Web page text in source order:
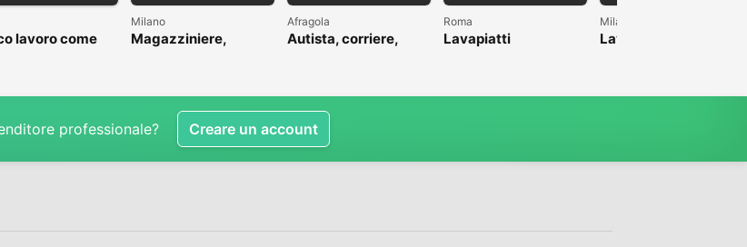
lavoro come
Milano
Magazziniere,
Afragola
Autista, corriere,
Roma
Lavapiatti
Milano
Lavoro come pulizie
professionale? Creare un account